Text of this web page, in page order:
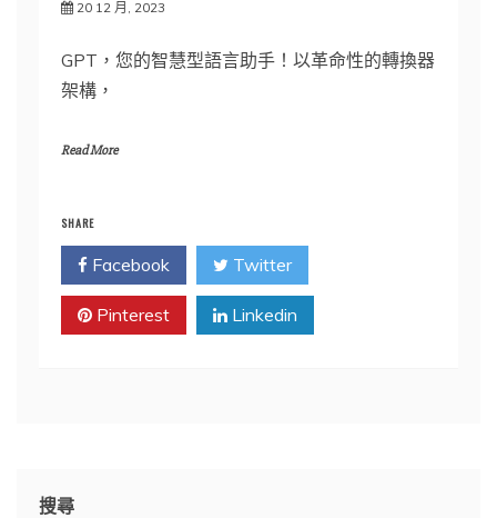
20 12 月, 2023
GPT，您的智慧型語言助手！以革命性的轉換器
架構，
Read More
SHARE
Facebook Twitter
Pinterest Linkedin
搜尋